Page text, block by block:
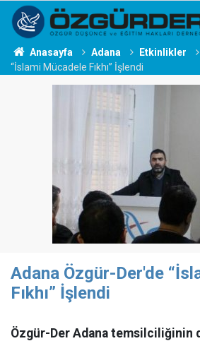
Anasayfa Adana Etkinlikler
“İslami Mücadele Fıkhı” İşlendi
Adana Özgür-Der'de
Fıkhı” İşlendi
Özgür-Der Adana temsilciliğinin